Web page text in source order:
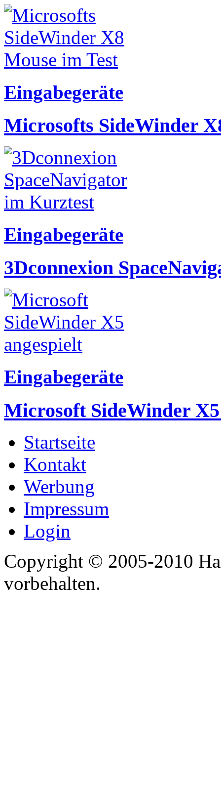
Eingabegeräte
Microsofts SideWinder
Eingabegeräte
3Dconnexion
Eingabegeräte
Microsoft SideWinder
Startseite
Kontakt
Werbung
Impressum
Login
Copyright © 2005-2010
vorbehalten.